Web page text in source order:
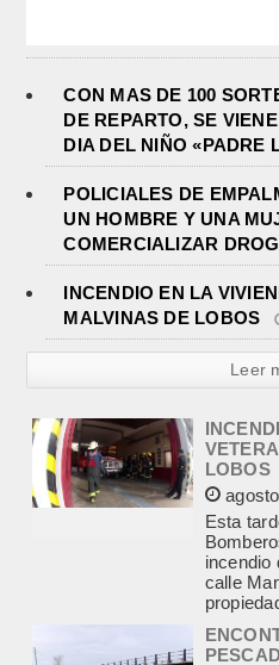
CON MAS DE 100
DE REPARTO, SE
DIA DEL NIÑO «PADRE
POLICIALES DE
UN HOMBRE Y UNA
COMERCIALIZAR
INCENDIO EN LA
MALVINAS DE LOBOS
Leer
EL
Un
vida de
en...
LA
DE LA